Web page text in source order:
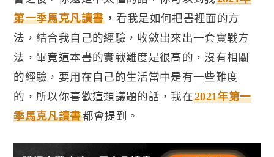
第一季馬克凡讀書 ，看我是如何把書裡面的方
法，結合我自己的經驗，收斂出來出一套實戰方
法，畢竟這本書的實戰難度是很高的，沒有相關
的經驗，要用在自己的生活當中是有一些難度
的，所以你喜歡這類議題的話，我在2021年第一
季馬克凡讀書都會提到。